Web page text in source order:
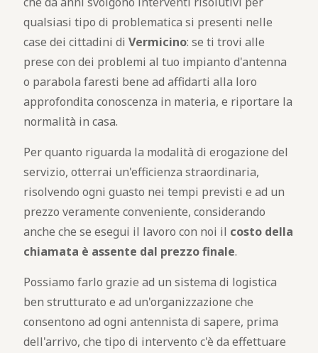
qualsiasi tipo di problematica si presenti nelle
case dei cittadini di Vermicino: se ti trovi alle
prese con dei problemi al tuo impianto d'antenna
o parabola faresti bene ad affidarti alla loro
approfondita conoscenza in materia, e riportare la
normalità in casa.
Per quanto riguarda la modalità di erogazione del
servizio, otterrai un'efficienza straordinaria,
risolvendo ogni guasto nei tempi previsti e ad un
prezzo veramente conveniente, considerando
anche che se esegui il lavoro con noi il costo della
chiamata è assente dal prezzo finale.
Possiamo farlo grazie ad un sistema di logistica
ben strutturato e ad un'organizzazione che
consentono ad ogni antennista di sapere, prima
dell'arrivo, che tipo di intervento c'è da effettuare